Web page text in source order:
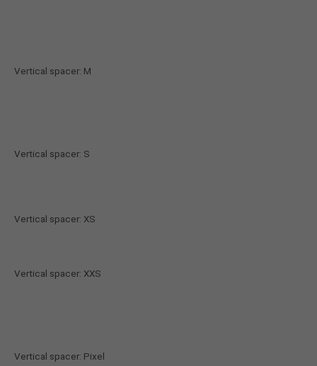
Vertical spacer: M
Vertical spacer: S
Vertical spacer: XS
Vertical spacer: XXS
Vertical spacer: Pixel